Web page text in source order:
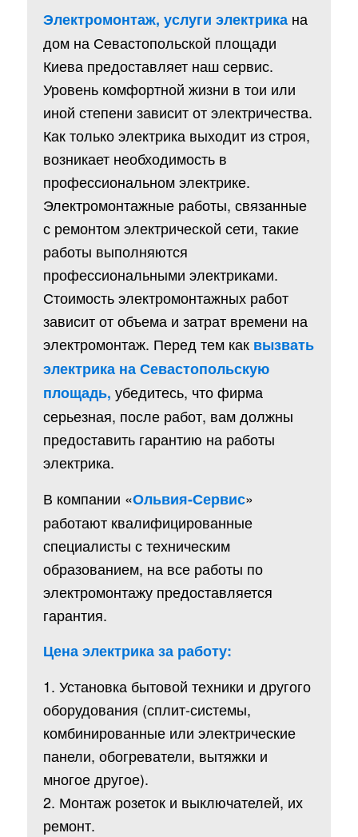
Электромонтаж, услуги электрикана
дом на Севастопольской площади
Киева предоставляет наш сервис.
Уровень комфортной жизни в тои или
иной степени зависит от электричества.
Как только электрика выходит из строя,
возникает необходимость в
профессиональном электрике.
Электромонтажные работы, связанные
с ремонтом электрической сети, такие
работы выполняются
профессиональными электриками.
Стоимость электромонтажных работ
зависит от объема и затрат времени на
электромонтаж. Перед тем как вызвать
электрика на Севастопольскую
площадь, убедитесь, что фирма
серьезная, после работ, вам должны
предоставить гарантию на работы
электрика.
В компании «Ольвия-Сервис»
работают квалифицированные
специалисты с техническим
образованием, на все работы по
электромонтажу предоставляется
гарантия.
Цена электрика за работу:
1. Установка бытовой техники и другого
оборудования (сплит-системы,
комбинированные или электрические
панели, обогреватели, вытяжки и
многое другое).
2. Монтаж розеток и выключателей, их
ремонт.